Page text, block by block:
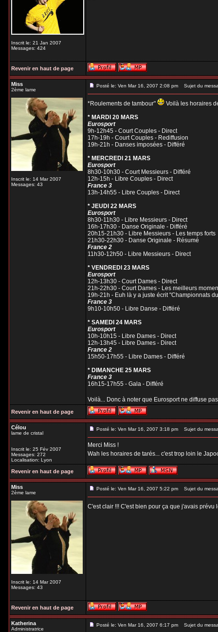
Inscrit le: 21 Jan 2007
Messages: 424
Revenir en haut de page
Miss
2ème lame
Inscrit le: 14 Mar 2007
Messages: 43
Posté le: Ven Mar 16, 2007 2:08 pm Sujet du
*Roulements de tambour"
Voilà les horaires
* MARDI 20 MARS
Eurosport
9h-12h45 - Court Couples - Direct
17h-19h - Court Couples - Rediffusion
19h-21h - Danses imposées - Différé
* MERCREDI 21 MARS
Eurosport
8h30-10h30 - Court Messieurs - Différé
12h-15h - Libre Couples - Direct
France 3
13h-14h55 - Libre Couples - Direct
* JEUDI 22 MARS
Eurosport
8h30-11h30 - Libre Messieurs - Direct
16h-17h30 - Danse Originale - Différé
20h15-21h30 - Libre Messieurs - Les temps forts
21h30-22h30 - Danse Originale - Résumé
France 2
11h30-12h50 - Libre Messieurs - Direct
* VENDREDI 23 MARS
Eurosport
12h-13h30 - Court Dames - Direct
21h-22h30 - Court Dames - Les meilleurs
19h-21h - Euh là y a juste écrit "Championnats
France 3
9h10-10h50 - Libre Danse - Différé
* SAMEDI 24 MARS
Eurosport
10h-10h15 - Libre Dames - Direct
12h-13h45 - Libre Dames - Direct
France 2
15h50-17h55 - Libre Dames - Différé
* DIMANCHE 25 MARS
France 3
16h15-17h55 - Gala - Différé
Voilà... Donc à noter que Eurosport ne diffuse
Revenir en haut de page
Célou
lame de cristal
Inscrit le: 25 Fév 2007
Messages: 272
Localisation: Lyon
Posté le: Ven Mar 16, 2007 3:18 pm Sujet du
Merci Miss !
Wah les horaires de tarés... c'est trop loin le
Revenir en haut de page
Miss
2ème lame
Inscrit le: 14 Mar 2007
Messages: 43
Posté le: Ven Mar 16, 2007 5:22 pm Sujet du
C'est clair !!! C'est bien pour ça que j'avais
Revenir en haut de page
Katherina
Administratrice
Posté le: Ven Mar 16, 2007 6:17 pm Sujet du